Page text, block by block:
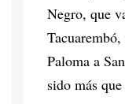
Negro, que
Paloma a
sido más